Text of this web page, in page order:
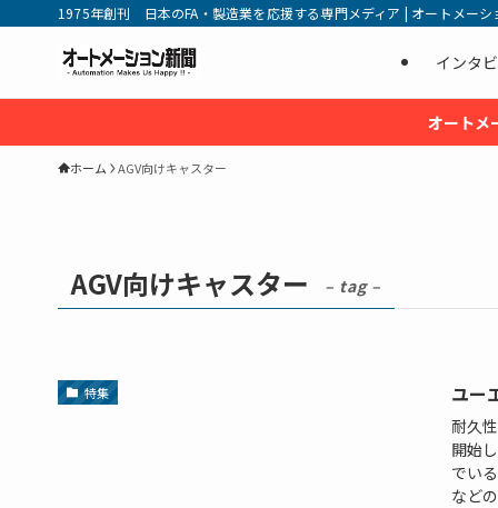
1975年創刊 日本のFA・製造業を応援する専門メディア | オートメー
インタ
オートメ
ホーム AGV向けキャスター
AGV向けキャスター – tag –
特集 ユー
耐久
開始
でい
など